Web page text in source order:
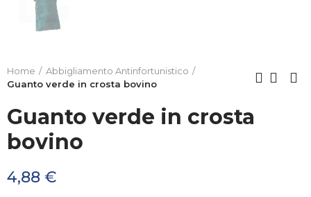
Home
Abbigliamento Antinfortunistico
Guanto verde in crosta bovino
Guanto verde in crosta
bovino
4,88 €